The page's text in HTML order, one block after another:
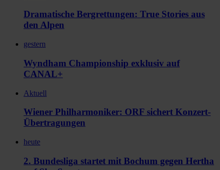
Dramatische Bergrettungen: True Stories aus
den Alpen
gestern
Wyndham Championship exklusiv auf
CANAL+
Aktuell
Wiener Philharmoniker: ORF sichert Konzert-
Übertragungen
heute
2. Bundesliga startet mit Bochum gegen Hertha